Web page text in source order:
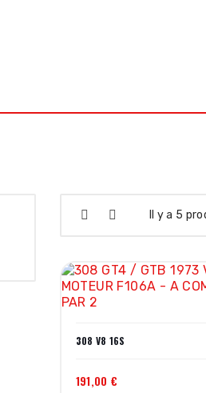
Il y a 5
308 V8 16S
191,00 €